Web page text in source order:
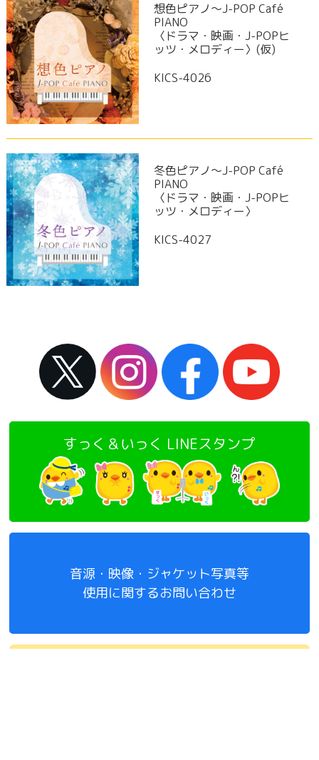
想色ピアノ～J-POP Café
PIANO
〈ドラマ・映画・J-POPヒ
ッツ・メロディー〉(仮)
KICS-4026
冬色ピアノ～J-POP Café
PIANO
〈ドラマ・映画・J-POPヒ
ッツ・メロディー〉
KICS-4027
すっく＆いっく LINEスタンプ
音源・映像・ジャケット写真等
使用に関するお問い合わせ